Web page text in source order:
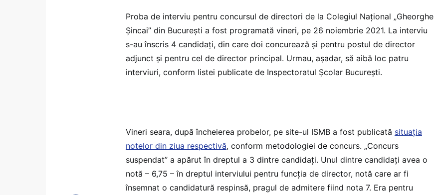
Proba de interviu pentru concursul de directori de la Colegiul Național „Gheorghe
Șincai” din București a fost programată vineri, pe 26 noiembrie 2021. La interviu
s-au înscris 4 candidați, din care doi concurează și pentru postul de director
adjunct și pentru cel de director principal. Urmau, așadar, să aibă loc patru
interviuri, conform listei publicate de Inspectoratul Școlar București.
Vineri seara, după încheierea probelor, pe site-ul ISMB a fost publicată situația
notelor din ziua respectivă, conform metodologiei de concurs. „Concurs
suspendat” a apărut în dreptul a 3 dintre candidați. Unul dintre candidați avea o
notă – 6,75 – în dreptul interviului pentru funcția de director, notă care ar fi
însemnat o candidatură respinsă, pragul de admitere fiind nota 7. Era pentru